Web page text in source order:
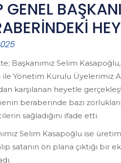
GENEL
Başkanımız Selim
ile Yönetim Kurulu Üyelerimiz
karşılanan heyetle
beraberinde bazı
sağladığını ifade etti.
Selim Kasapoğlu ise
satanın ön plana çıktığı bir